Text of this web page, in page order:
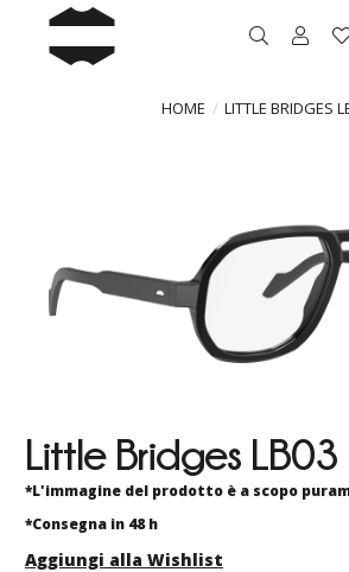
HOME LITTLE BRIDGES
Little Bridges LB03
*L'immagine del prodotto è a scopo
*Consegna in 48 h
Aggiungi alla Wishlist